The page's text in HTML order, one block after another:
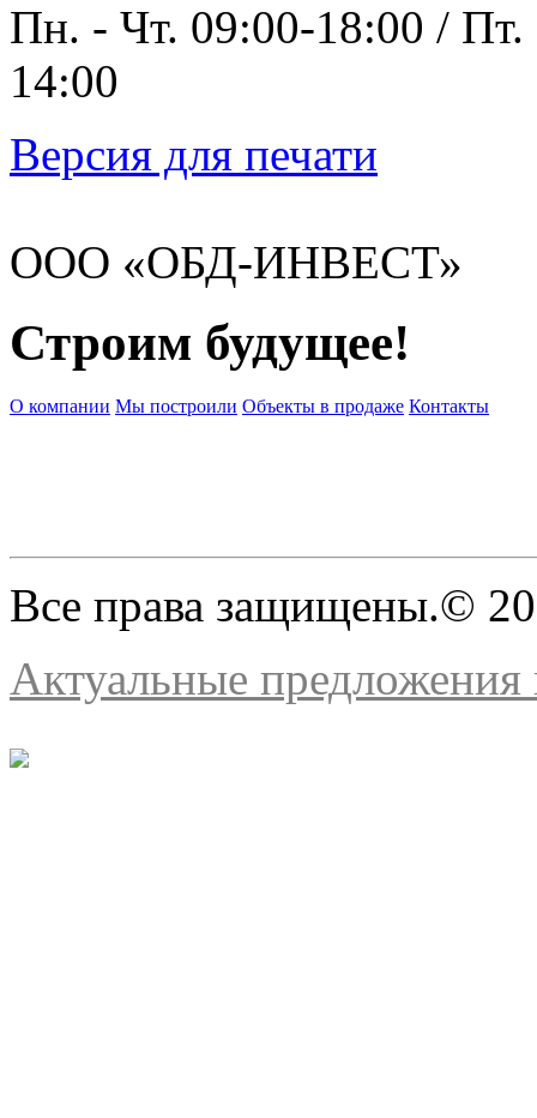
Пн. - Чт. 09:00-18:00 /
14:00
Версия для печати
ООО «ОБД-ИНВЕСТ»
Строим будущее!
О компании Мы построили Объекты в продаже Контакты
Все права защищены.©
Актуальные предложения